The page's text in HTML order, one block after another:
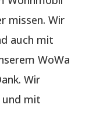
missen. Wir
auch mit
WoWa
Wir
und mit